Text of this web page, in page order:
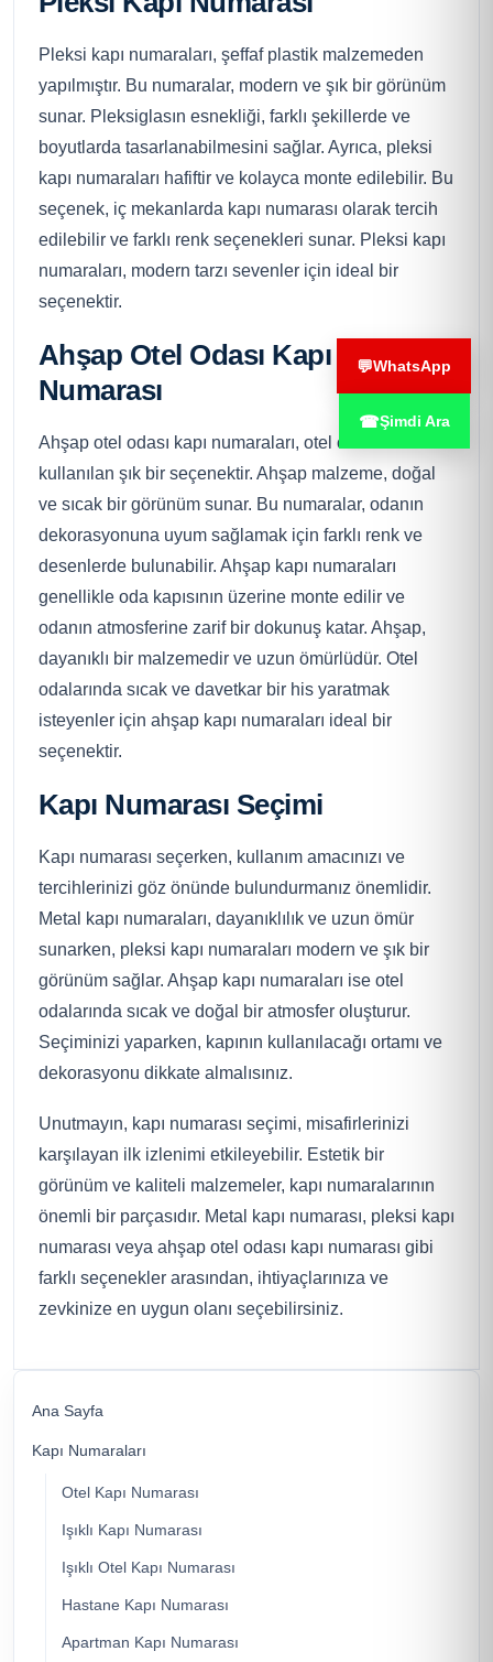
Ana Sayfa
Kapı Numaraları
Otel Kapı Numarası
Işıklı Kapı Numarası
Işıklı Otel Kapı Numarası
Hastane Kapı Numarası
Apartman Kapı Numarası
Pleksi kapı numaraları, şeffaf plastik malzemeden
yapılmıştır. Bu numaralar, modern ve şık bir görünüm
sunar. Pleksiglasın esnekliği, farklı şekillerde ve
boyutlarda tasarlanabilmesini sağlar. Ayrıca, pleksi
kapı numaraları hafiftir ve kolayca monte edilebilir. Bu
seçenek, iç mekanlarda kapı numarası olarak tercih
edilebilir ve farklı renk seçenekleri sunar. Pleksi kapı
numaraları, modern tarzı sevenler için ideal bir
seçenektir.
Ahşap Otel Odası Kapı
Numarası
Ahşap otel odası kapı numaraları, otel odalarında
kullanılan şık bir seçenektir. Ahşap malzeme, doğal
ve sıcak bir görünüm sunar. Bu numaralar, odanın
dekorasyonuna uyum sağlamak için farklı renk ve
desenlerde bulunabilir. Ahşap kapı numaraları
genellikle oda kapısının üzerine monte edilir ve
odanın atmosferine zarif bir dokunuş katar. Ahşap,
dayanıklı bir malzemedir ve uzun ömürlüdür. Otel
odalarında sıcak ve davetkar bir his yaratmak
isteyenler için ahşap kapı numaraları ideal bir
seçenektir.
Kapı Numarası Seçimi
Kapı numarası seçerken, kullanım amacınızı ve
tercihlerinizi göz önünde bulundurmanız önemlidir.
Metal kapı numaraları, dayanıklılık ve uzun ömür
sunarken, pleksi kapı numaraları modern ve şık bir
görünüm sağlar. Ahşap kapı numaraları ise otel
odalarında sıcak ve doğal bir atmosfer oluşturur.
Seçiminizi yaparken, kapının kullanılacağı ortamı ve
dekorasyonu dikkate almalısınız.
Unutmayın, kapı numarası seçimi, misafirlerinizi
karşılayan ilk izlenimi etkileyebilir. Estetik bir
görünüm ve kaliteli malzemeler, kapı numaralarının
önemli bir parçasıdır. Metal kapı numarası, pleksi kapı
numarası veya ahşap otel odası kapı numarası gibi
farklı seçenekler arasından, ihtiyaçlarınıza ve
zevkinize en uygun olanı seçebilirsiniz.
💬WhatsApp
☎Şimdi Ara